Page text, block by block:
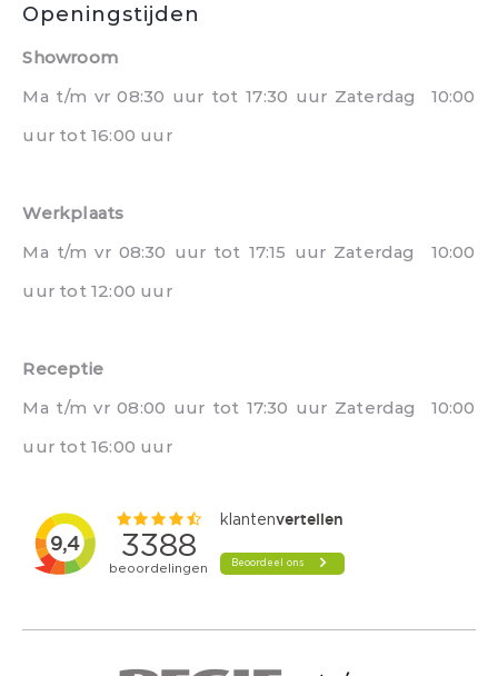
Openingstijden
Showroom
Ma t/m vr 08:30 uur tot 17:30 uur Zaterdag 10:00
uur tot 16:00 uur
Werkplaats
Ma t/m vr 08:30 uur tot 17:15 uur Zaterdag 10:00
uur tot 12:00 uur
Receptie
Ma t/m vr 08:00 uur tot 17:30 uur Zaterdag 10:00
uur tot 16:00 uur